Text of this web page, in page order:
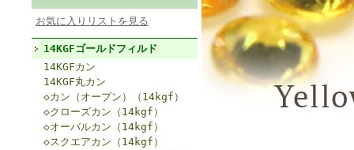
お気に入りリストを見る
14KGFゴールドフィルド
14KGFカン
14KGF丸カン
◇カン（オープン）（14kgf）
◇クローズカン（14kgf）
◇オーバルカン（14kgf）
◇スクエアカン（14kgf）